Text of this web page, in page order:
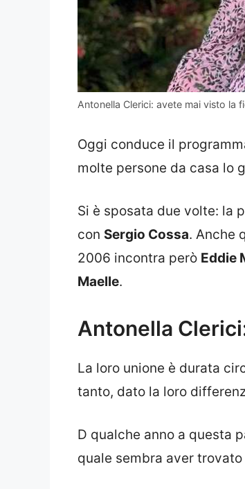
Antonella Clerici: avete mai visto la
Oggi conduce il
molte persone da casa lo
Si è sposata due volte: la
con Sergio Cossa. Anche
2006 incontra però Eddie
Maelle.
Antonella
La loro unione è durata
tanto, dato la loro
D qualche anno a questa
quale sembra aver